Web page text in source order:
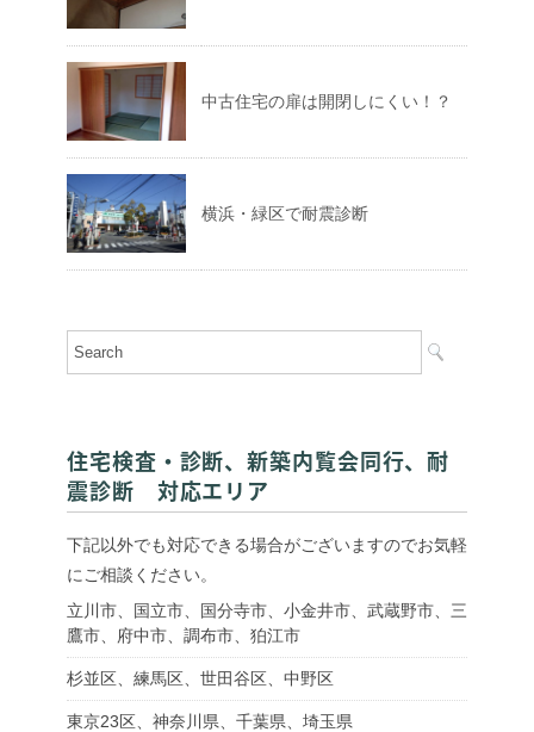
中古住宅の扉は開閉しにくい！？
横浜・緑区で耐震診断
住宅検査・診断、新築内覧会同行、耐
震診断 対応エリア
下記以外でも対応できる場合がございますのでお気軽
にご相談ください。
立川市、国立市、国分寺市、小金井市、武蔵野市、三
鷹市、府中市、調布市、狛江市
杉並区、練馬区、世田谷区、中野区
東京23区、神奈川県、千葉県、埼玉県